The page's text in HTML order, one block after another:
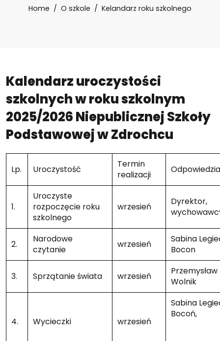
Home O szkole Kelandarz roku szkolnego
Kalendarz uroczystości
szkolnych w roku szkolnym
2025/2026 Niepublicznej Szkoły
Podstawowej w Zdrochcu
Lp. Uroczystość
Termin
realizacji
1.
Uroczyste
rozpoczęcie roku
szkolnego
wrzesień
Dyrektor,
2.
Narodowe
czytanie
wrzesień
Sabina
Bocon
3. Sprzątanie świata wrzesień
Przemysław
Wolnik
4. Wycieczki wrzesień
Sabina
Bocoń,